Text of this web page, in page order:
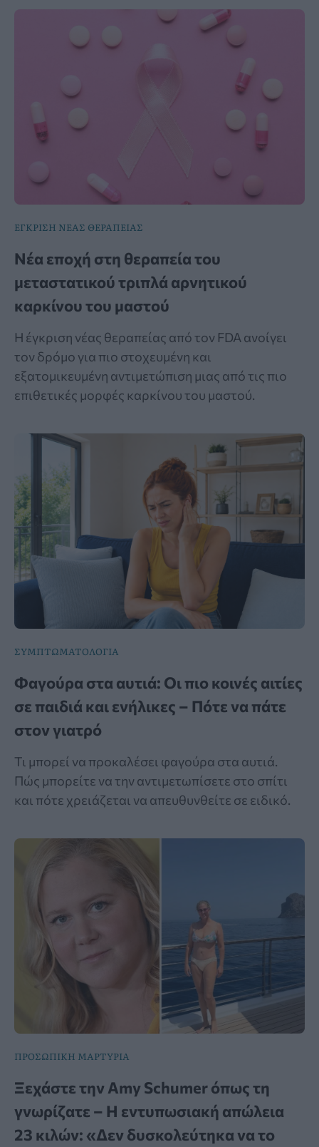
ΕΓΚΡΙΣΗ ΝΕΑΣ ΘΕΡΑΠΕΙΑΣ
Νέα εποχή στη θεραπεία του
μεταστατικού τριπλά αρνητικού
καρκίνου του μαστού
Η έγκριση νέας θεραπείας από τον FDA ανοίγει
τον δρόμο για πιο στοχευμένη και
εξατομικευμένη αντιμετώπιση μιας από τις πιο
επιθετικές μορφές καρκίνου του μαστού.
ΣΥΜΠΤΩΜΑΤΟΛΟΓΙΑ
Φαγούρα στα αυτιά: Οι πιο κοινές αιτίες
σε παιδιά και ενήλικες – Πότε να πάτε
στον γιατρό
Τι μπορεί να προκαλέσει φαγούρα στα αυτιά.
Πώς μπορείτε να την αντιμετωπίσετε στο σπίτι
και πότε χρειάζεται να απευθυνθείτε σε ειδικό.
ΠΡΟΣΩΠΙΚΗ ΜΑΡΤΥΡΙΑ
Ξεχάστε την Amy Schumer όπως τη
γνωρίζατε – Η εντυπωσιακή απώλεια
23 κιλών: «Δεν δυσκολεύτηκα να το